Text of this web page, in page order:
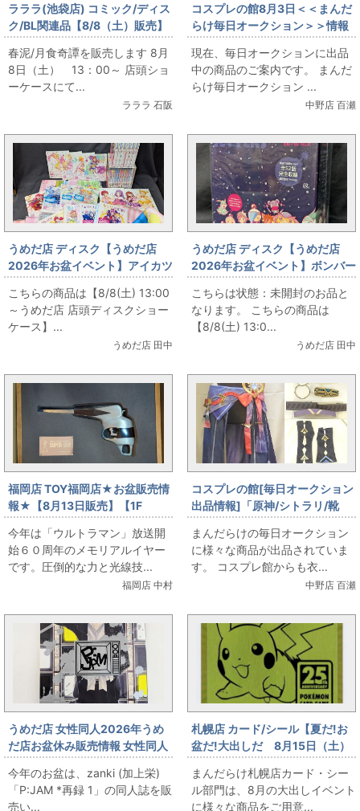
ラララ(池袋店) コミック/ディス
ク/BL関連品【8/8（土）販売】
🌕春泥/月食奇譚を販売します🌕
春泥/月食奇譚を販売します 8月
8日（土） 13：00～ 店頭ショ
ーケースにて...
ラララ 石阪
コスプレの館8月3日＜＜まんだ
らけ毎日オークション＞＞情報
です
現在、毎日オークションに出品
中の商品のご案内です。 まんだ
らけ毎日オークション ...
中野店 百瀬
うめだ店 ディスク【うめだ店
2026年お盆イベント】アイカツ
シリーズ Blu-ray各種まとめて
お出しします!
こちらの商品は【8/8(土) 13:00
～うめだ店 店頭ディスクショー
ケース】...
うめだ店 田中
うめだ店 ディスク【うめだ店
2026年お盆イベント】ボンバー
マンジェッターズ 宇宙にひとつ
しかないBlu-ray BOX 初回版
こちらは状態：未開封のお品と
なります。 こちらの商品は
【8/8(土) 13:0...
うめだ店 田中
福岡店 TOY福岡店★お盆販売情
報★【8月13日販売】【1F
TOY】 バイス スーパーガンお
出しします
今年は「ウルトラマン」放送開
始６０周年のメモリアルイヤー
です。圧倒的な力と光線技...
福岡店 中村
コスプレの館[毎日オークション
出品情報]「原神/シトラリ/靴
(23cm程度)付き/女性用Sサイズ
程度(日本サイズ)/コスプレ衣
装」を出品しています
まんだらけの毎日オークション
に様々な商品が出品されていま
す。 コスプレ館からも衣...
中野店 百瀬
うめだ店 女性同人2026年うめ
だ店お盆休み販売情報 女性同人
誌コーナー zanki (加上栄)
「P:JAM *再録 1」をお出しま
す！
今年のお盆は、zanki (加上栄)
「P:JAM *再録 1」の同人誌を販
売い...
札幌店 カード/シール【夏だ!お
盆だ!大出しだ 8月15日（土）
販売】 ポケモンカード ゴー
ルデンなピカチュウ登場
まんだらけ札幌店カード・シー
ル部門は、8月の大出しイベント
に様々な商品をご用意...